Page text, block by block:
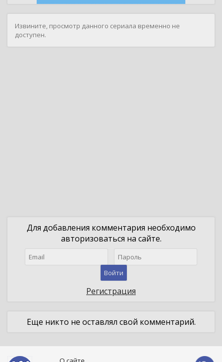
Извините, просмотр данного сериала временно не
доступен.
Для добавления комментария необходимо
авторизоваться на сайте.
Войти
Регистрация
Еще никто не оставлял свой комментарий.